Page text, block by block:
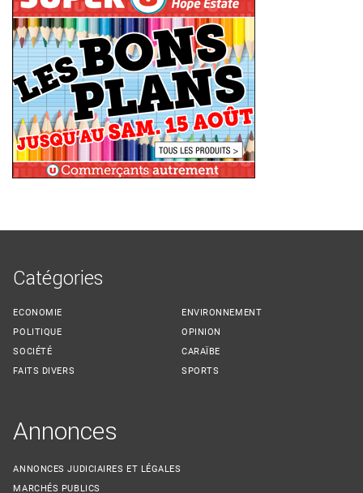
Catégories
ECONOMIE
POLITIQUE
SOCIÉTÉ
FAITS DIVERS
ENVIRONNEMENT
OPINION
CARAÏBE
SPORTS
Annonces
ANNONCES JUDICIAIRES ET LÉGALES
MARCHÉS PUBLICS